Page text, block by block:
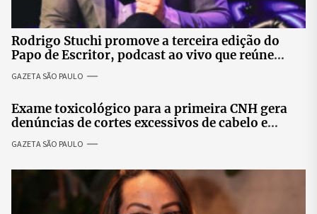
Rodrigo Stuchi promove a terceira edição do
Papo de Escritor, podcast ao vivo que reúne
especialistas para discutir saúde mental e
prosperidade.
GAZETA SÃO PAULO
Exame toxicológico para a primeira CNH gera
denúncias de cortes excessivos de cabelo e
revolta entre candidatas
GAZETA SÃO PAULO